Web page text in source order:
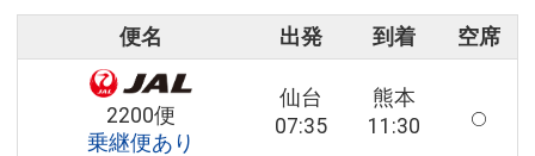
便名 出発 到着 空席
2200便
乗継便あり
仙台
07:35
熊本
11:30